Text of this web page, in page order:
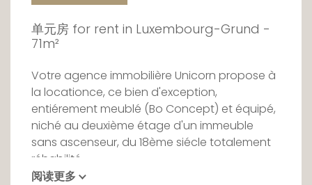
单元房 for rent in Luxembourg-Grund -
71m²
Votre agence immobilière Unicorn propose à
la locationce, ce bien d'exception,
entiérement meublé (Bo Concept) et équipé,
niché au deuxième étage d'un immeuble
sans ascenseur, du 18ème siécle totalement
réhabilité.
阅读更多